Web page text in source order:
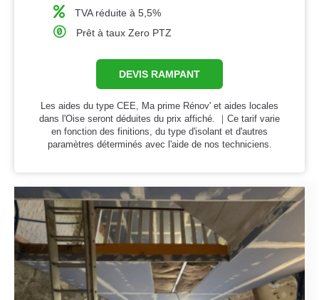
TVA réduite à 5,5%
Prêt à taux Zero PTZ
DEVIS RAMPANT
Les aides du type CEE, Ma prime Rénov' et aides locales
dans l'Oise seront déduites du prix affiché. ｜Ce tarif varie
en fonction des finitions, du type d'isolant et d'autres
paramètres déterminés avec l'aide de nos techniciens.